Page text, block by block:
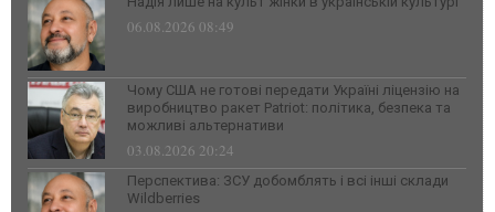
06.08.2026 08:49
Чому США не готові передати Україні ліцензію на
виробництво ракет Patriot: політика, безпека та
можливі альтернативи
03.08.2026 20:24
Перспектива: ЗСУ добомблять і всі інші склади
Wildberries